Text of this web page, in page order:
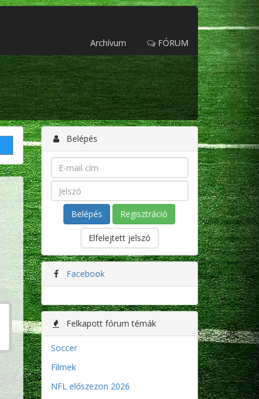
Archívum FÓRUM
Belépés
Regisztráció
Elfelejtett jelszó
Facebook
Felkapott fórum témák
Soccer
Filmek
NFL előszezon 2026